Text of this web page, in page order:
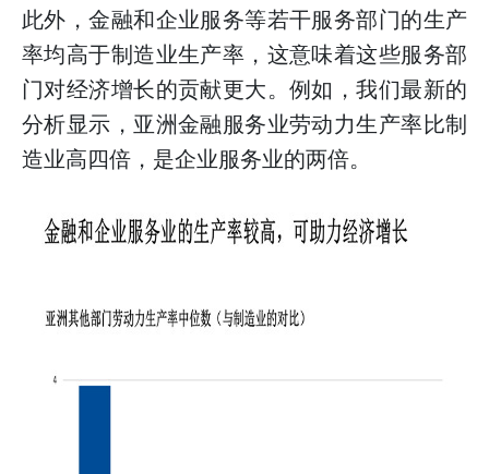
此外，金融和企业服务等若干服务部门的生产
率均高于制造业生产率，这意味着这些服务部
门对经济增长的贡献更大。例如，我们最新的
分析显示，亚洲金融服务业劳动力生产率比制
造业高四倍，是企业服务业的两倍。